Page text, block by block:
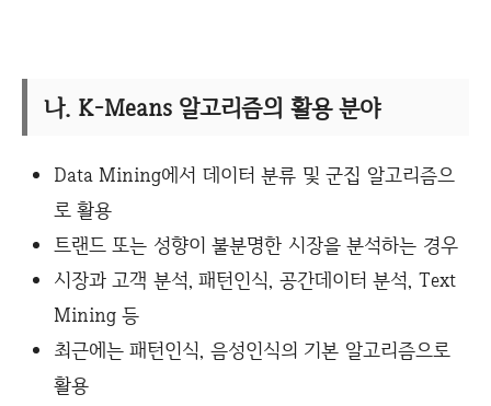
나. K-Means 알고리즘의 활용 분야
Data Mining에서 데이터 분류 및 군집 알고리즘으
로 활용
트랜드 또는 성향이 불분명한 시장을 분석하는 경우
시장과 고객 분석, 패턴인식, 공간데이터 분석, Text
Mining 등
최근에는 패턴인식, 음성인식의 기본 알고리즘으로
활용